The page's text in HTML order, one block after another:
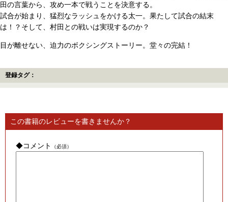
田の言葉から、攻め一本で戦うことを決意する。
試合が始まり、猛烈なラッシュをかける太一。果たして試合の結末
は！？そして、村田との戦いは実現するのか？
目が離せない、迫力のボクシングストーリー。堂々の完結！
登録タグ：
この書籍のレビューを書きませんか？
◆コメント （必須）